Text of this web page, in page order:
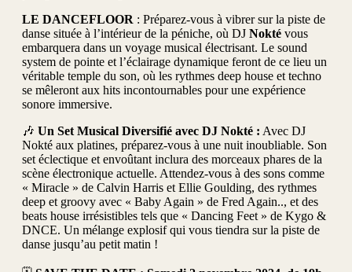
LE DANCEFLOOR : Préparez-vous à vibrer sur la piste de
danse située à l’intérieur de la péniche, où DJ Nokté vous
embarquera dans un voyage musical électrisant. Le sound
system de pointe et l’éclairage dynamique feront de ce lieu un
véritable temple du son, où les rythmes deep house et techno
se mêleront aux hits incontournables pour une expérience
sonore immersive.
🎶 Un Set Musical Diversifié avec DJ Nokté : Avec DJ
Nokté aux platines, préparez-vous à une nuit inoubliable. Son
set éclectique et envoûtant inclura des morceaux phares de la
scène électronique actuelle. Attendez-vous à des sons comme
« Miracle » de Calvin Harris et Ellie Goulding, des rythmes
deep et groovy avec « Baby Again » de Fred Again.., et des
beats house irrésistibles tels que « Dancing Feet » de Kygo &
DNCE. Un mélange explosif qui vous tiendra sur la piste de
danse jusqu’au petit matin !